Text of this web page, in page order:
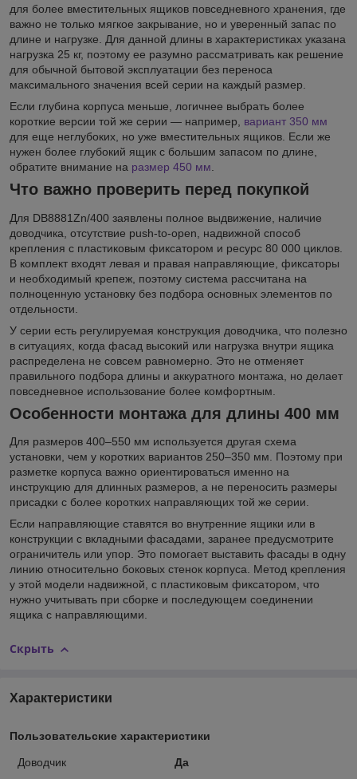
для более вместительных ящиков повседневного хранения, где
важно не только мягкое закрывание, но и уверенный запас по
длине и нагрузке. Для данной длины в характеристиках указана
нагрузка 25 кг, поэтому ее разумно рассматривать как решение
для обычной бытовой эксплуатации без переноса
максимального значения всей серии на каждый размер.
Если глубина корпуса меньше, логичнее выбрать более
короткие версии той же серии — например, вариант 350 мм
для еще неглубоких, но уже вместительных ящиков. Если же
нужен более глубокий ящик с большим запасом по длине,
обратите внимание на размер 450 мм
Что важно проверить перед покупкой
Для DB8881Zn/400 заявлены полное выдвижение, наличие
доводчика, отсутствие push-to-open, надвижной способ
крепления с пластиковым фиксатором и ресурс 80 000 циклов.
В комплект входят левая и правая направляющие, фиксаторы
и необходимый крепеж, поэтому система рассчитана на
полноценную установку без подбора основных элементов по
отдельности.
У серии есть регулируемая конструкция доводчика, что полезно
в ситуациях, когда фасад высокий или нагрузка внутри ящика
распределена не совсем равномерно. Это не отменяет
правильного подбора длины и аккуратного монтажа, но делает
повседневное использование более комфортным.
Особенности монтажа для длины 400 мм
Для размеров 400–550 мм используется другая схема
установки, чем у коротких вариантов 250–350 мм. Поэтому при
разметке корпуса важно ориентироваться именно на
инструкцию для длинных размеров, а не переносить размеры
присадки с более коротких направляющих той же серии.
Если направляющие ставятся во внутренние ящики или в
конструкции с вкладными фасадами, заранее предусмотрите
ограничитель или упор. Это помогает выставить фасады в одну
линию относительно боковых стенок корпуса. Метод крепления
у этой модели надвижной, с пластиковым фиксатором, что
нужно учитывать при сборке и последующем соединении
ящика с направляющими.
Скрыть
Характеристики
Пользовательские характеристики
Доводчик Да